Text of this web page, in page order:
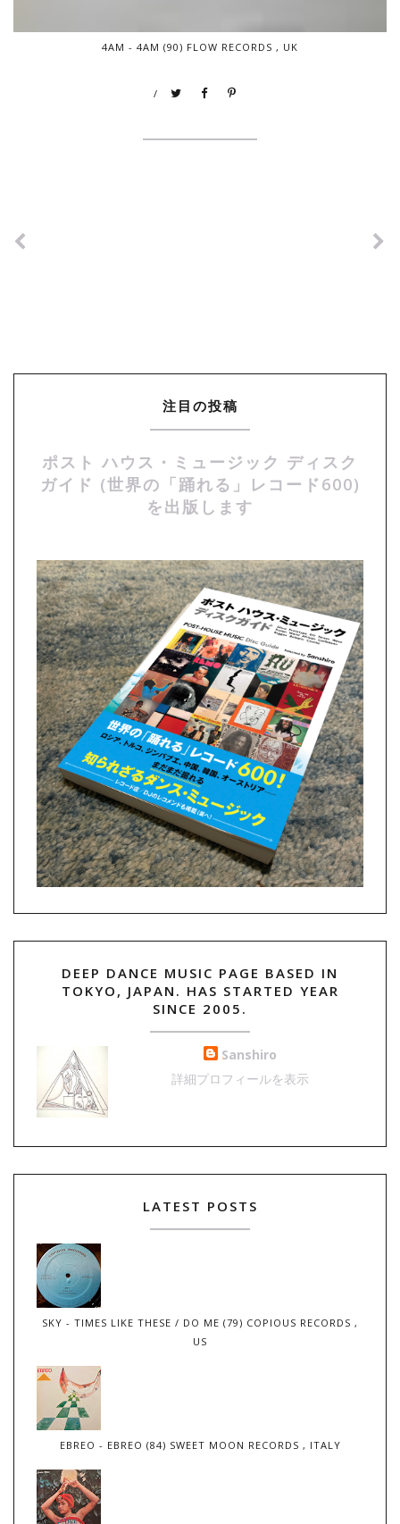
4AM - 4AM (90) FLOW RECORDS , UK
/
注目の投稿
ポスト ハウス・ミュージック ディスク
ガイド (世界の「踊れる」レコード600)
を出版します
DEEP DANCE MUSIC PAGE BASED IN
TOKYO, JAPAN. HAS STARTED YEAR
SINCE 2005.
Sanshiro
詳細プロフィールを表示
LATEST POSTS
SKY - TIMES LIKE THESE / DO ME (79) COPIOUS RECORDS ,
US
EBREO - EBREO (84) SWEET MOON RECORDS , ITALY